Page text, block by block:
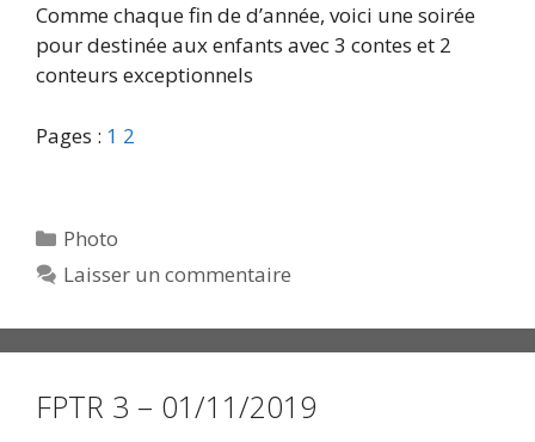
Comme chaque fin de d’année, voici une soirée
pour destinée aux enfants avec 3 contes et 2
conteurs exceptionnels
Pages : 1 2
Catégories
Photo
Laisser un commentaire
FPTR 3 – 01/11/2019